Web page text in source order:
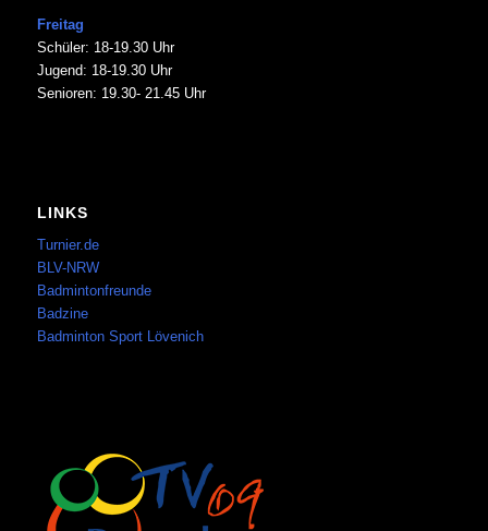
Freitag
Schüler: 18-19.30 Uhr
Jugend: 18-19.30 Uhr
Senioren: 19.30- 21.45 Uhr
LINKS
Turnier.de
BLV-NRW
Badmintonfreunde
Badzine
Badminton Sport Lövenich